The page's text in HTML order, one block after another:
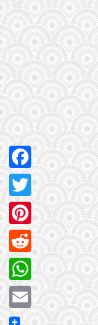
Facebook
Twitter
Pinterest
Reddit
WhatsApp
Email